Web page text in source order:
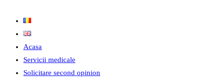
Acasa
Servicii medicale
Solicitare second opinion